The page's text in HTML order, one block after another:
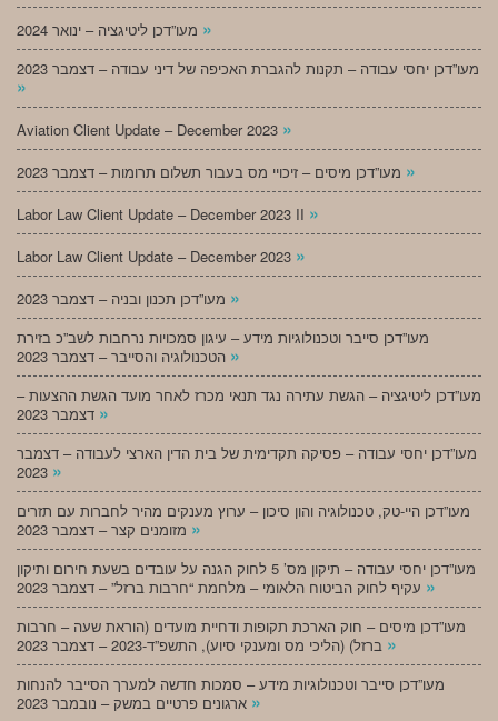
»
מעו”דכן יחסי עבודה – תקנות להגברת האכיפה של דיני עבודה – דצמבר 2023
»
Aviation Client Update – December 2023 »
»
Labor Law Client Update – December 2023 II »
Labor Law Client Update – December 2023 »
»
מעו”דכן סייבר וטכנולוגיות מידע – עיגון סמכויות נרחבות לשב”כ בזירת
»
מעו”דכן ליטיגציה – הגשת עתירה נגד תנאי מכרז לאחר מועד הגשת ההצעות –
»
מעו”דכן יחסי עבודה – פסיקה תקדימית של בית הדין הארצי לעבודה – דצמבר
»
מעו”דכן היי-טק, טכנולוגיה והון סיכון – ערוץ מענקים מהיר לחברות עם תזרים
»
מעו”דכן יחסי עבודה – תיקון מס’ 5 לחוק הגנה על עובדים בשעת חירום ותיקון
»
מעו”דכן מיסים – חוק הארכת תקופות ודחיית מועדים (הוראת שעה – חרבות
»
מעו”דכן סייבר וטכנולוגיות מידע – סמכות חדשה למערך הסייבר להנחות
»